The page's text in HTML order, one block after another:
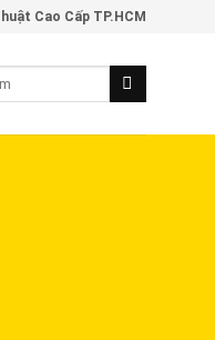
Cao Cấp TP.HCM